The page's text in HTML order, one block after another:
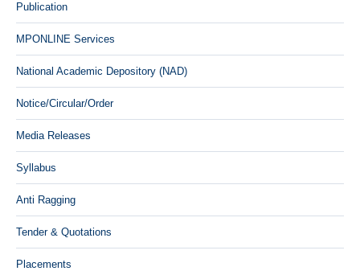
Publication
MPONLINE Services
National Academic Depository (NAD)
Notice/Circular/Order
Media Releases
Syllabus
Anti Ragging
Tender & Quotations
Placements